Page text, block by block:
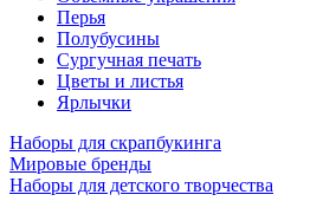
Перья
Полубусины
Сургучная печать
Цветы и листья
Ярлычки
Наборы для скрапбукинга
Мировые бренды
Наборы для детского творчества